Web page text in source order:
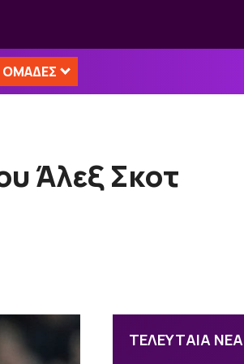
ΟΜΑΔΕΣ
Άλεξ Σκοτ
ΤΕΛΕΥΤΑΙΑ ΝΕΑ